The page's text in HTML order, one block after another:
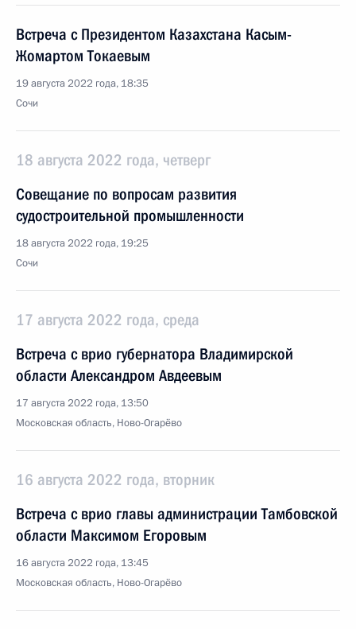
Встреча с Президентом Казахстана Касым-
Жомартом Токаевым
19 августа 2022 года, 18:35
Сочи
18 августа 2022 года, четверг
Совещание по вопросам развития
судостроительной промышленности
18 августа 2022 года, 19:25
Сочи
17 августа 2022 года, среда
Встреча с врио губернатора Владимирской
области Александром Авдеевым
17 августа 2022 года, 13:50
Московская область, Ново-Огарёво
16 августа 2022 года, вторник
Встреча с врио главы администрации Тамбовской
области Максимом Егоровым
16 августа 2022 года, 13:45
Московская область, Ново-Огарёво